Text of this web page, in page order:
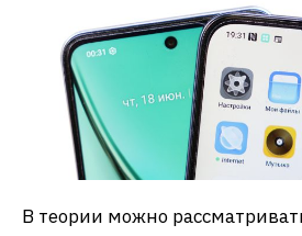
В теории можно